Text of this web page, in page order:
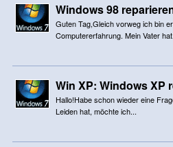
Windows 98
Guten Tag,Gleich vorweg ich bin
Computererfahrung. Mein Vater
Win XP: Windows XP
Hallo!Habe schon wieder eine
Leiden hat, möchte ich...